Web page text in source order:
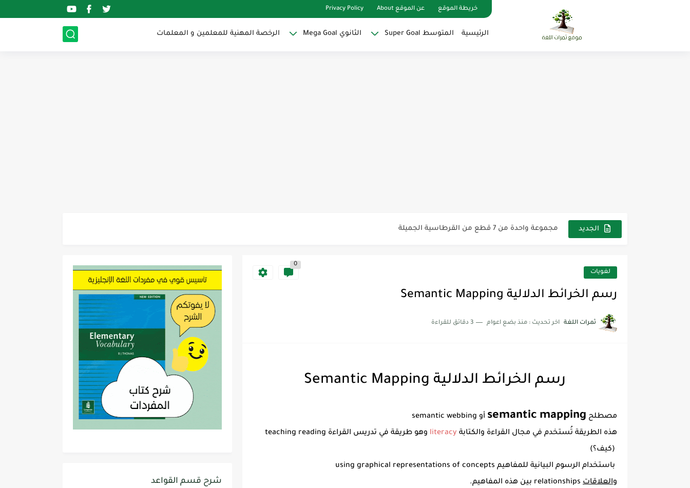
خريطة الموقع عن الموقع About Privacy Policy
الرئيسية المتوسط Super Goal الثانوي Mega Goal الرخصة المهنية للمعلمين و المعلمات
الجديد The Winter Surprise
شرح قسم القراءة لكل وحدات الكتاب Super Goal 3 -...
لغويات
0
رسم الخرائط الدلالية Semantic Mapping
ثمرات اللغة اخر تحديث : منذ بضع اعوام 3 دقائق للقراءة
رسم الخرائط الدلالية Semantic Mapping
مصطلح semantic mapping أو semantic webbing
هذه الطريقة تُستخدم في مجال القراءة والكتابة
وهو طريقة في تدريس القراءة teaching reading
(كيف؟)
باستخدام الرسوم البيانية للمفاهيم using graphical representations of concepts
والعلاقات شرح قسم القواعد